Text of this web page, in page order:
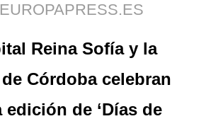
Reina Sofía y la
Córdoba celebran
edición de ‘Días de